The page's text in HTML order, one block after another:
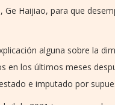
Ge Haijiao, para que
alguna sobre la
en los últimos meses
e imputado por